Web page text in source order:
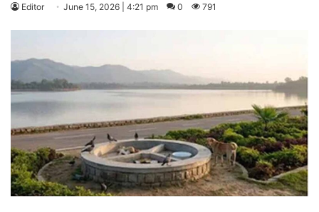
Editor June 15, 2026 | 4:21 pm 0 791